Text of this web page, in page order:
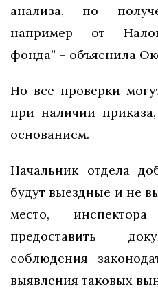
анализа, по
например от
фонда” – объяснила
Но все проверки
при наличии
основанием.
Начальник отдела
будут выездные и не
место,
предоставить
соблюдения
выявления таковых